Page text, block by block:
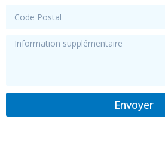
Envoyer